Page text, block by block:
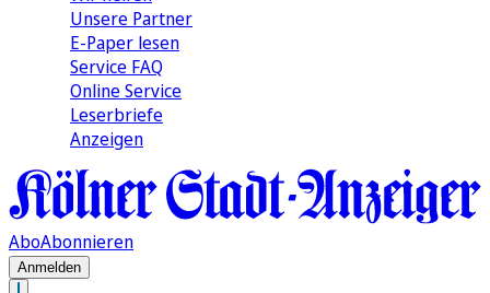
Unsere Partner
E-Paper lesen
Service FAQ
Online Service
Leserbriefe
Anzeigen
AboAbonnieren
Anmelden